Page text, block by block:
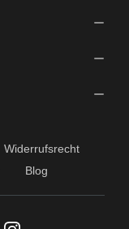
Widerrufsrecht
Blog